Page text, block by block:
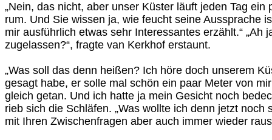
„Nein, das nicht, aber unser Küster läuft jeden Tag ein
rum. Und Sie wissen ja, wie feucht seine Aussprache
mir ausführlich etwas sehr Interessantes erzählt.“
zugelassen?“, fragte van Kerkhof erstaunt.
„Was soll das denn heißen? Ich höre doch unserem
gesagt habe, er solle mal schön ein paar Meter von
gleich getan. Und ich hatte ja mein Gesicht noch
rieb sich die Schläfen. „Was wollte ich denn jetzt noch
mit Ihren Zwischenfragen aber auch immer wieder